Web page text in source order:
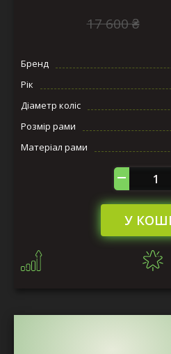
17 600 ₴
Бренд
Рік
Діаметр коліс
Розмір рами
Матеріал рами
У